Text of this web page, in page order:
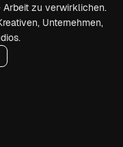
Arbeit zu verwirklichen.
Unternehmen,